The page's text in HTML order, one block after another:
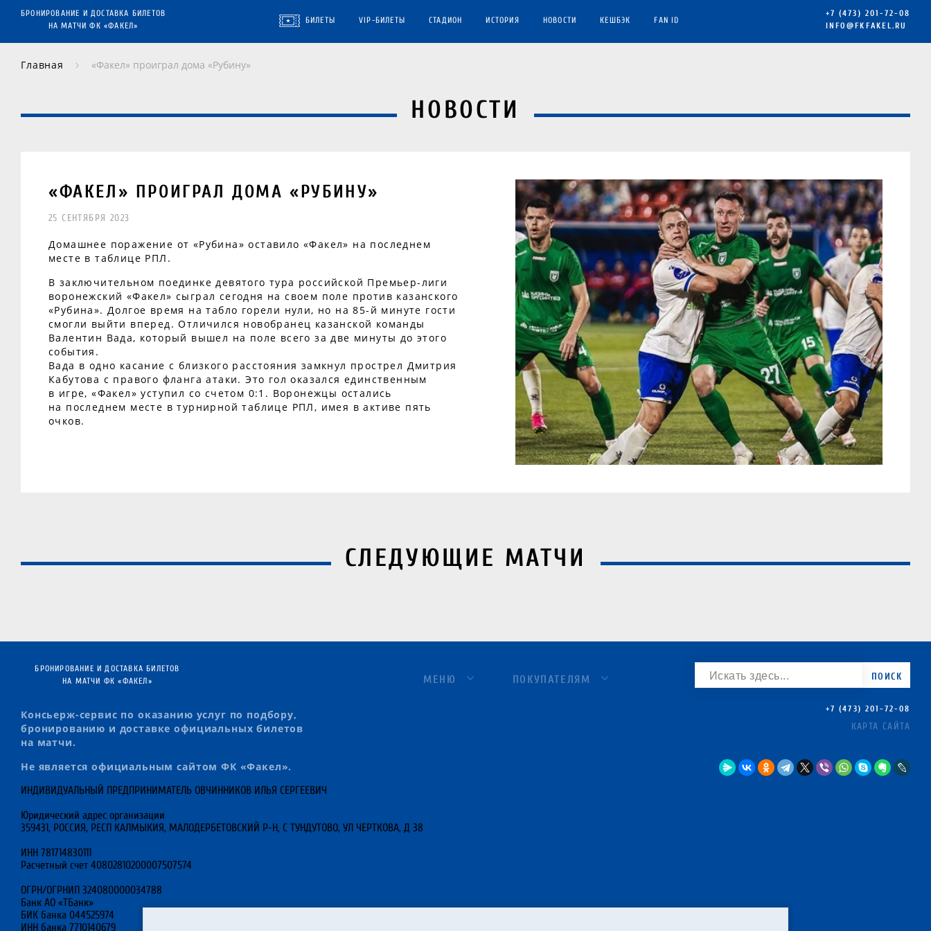
БРОНИРОВАНИЕ И ДОСТАВКА БИЛЕТОВ
НА МАТЧИ ФК «ФАКЕЛ»
БИЛЕТЫ VIP-БИЛЕТЫ СТАДИОН ИСТОРИЯ НОВОСТИ КЕШБЭК FAN ID
+7 (473) 201-72-08
INFO@FKFAKEL.RU
Главная «Факел» проиграл дома «Рубину»
НОВОСТИ
«ФАКЕЛ» ПРОИГРАЛ ДОМА «РУБИНУ»
25 СЕНТЯБРЯ 2023
Домашнее поражение от «Рубина» оставило «Факел» на последнем
месте в таблице РПЛ.
В заключительном поединке девятого тура российской Премьер-лиги
воронежский «Факел» сыграл сегодня на своем поле против казанского
«Рубина». Долгое время на табло горели нули, но на 85-й минуте гости
смогли выйти вперед. Отличился новобранец казанской команды
Валентин Вада, который вышел на поле всего за две минуты до этого
события.
Вада в одно касание с близкого расстояния замкнул прострел Дмитрия
Кабутова с правого фланга атаки. Это гол оказался единственным
в игре, «Факел» уступил со счетом 0:1. Воронежцы остались
на последнем месте в турнирной таблице РПЛ, имея в активе пять
очков.
СЛЕДУЮЩИЕ МАТЧИ
БРОНИРОВАНИЕ И ДОСТАВКА БИЛЕТОВ
НА МАТЧИ ФК «ФАКЕЛ»
Консьерж-сервис по оказанию услуг по подбору,
бронированию и доставке официальных билетов
на матчи.
Не является официальным сайтом ФК «Факел».
ИНДИВИДУАЛЬНЫЙ ПРЕДПРИНИМАТЕЛЬ ОВЧИННИКОВ ИЛЬЯ СЕРГЕЕВИЧ
Юридический адрес организации
359431, РОССИЯ, РЕСП КАЛМЫКИЯ, МАЛОДЕРБЕТОВСКИЙ Р-Н, С ТУНДУТОВО, УЛ ЧЕРТКОВА, Д 38
ИНН 781714830111
Расчетный счет 40802810200007507574
ОГРН/ОГРНИП 324080000034788
Банк АО «ТБанк»
БИК банка 044525974
ИНН банка 7710140679
МЕНЮ ПОКУПАТЕЛЯМ ПОИСК
+7 (473) 201-72-08
КАРТА САЙТА